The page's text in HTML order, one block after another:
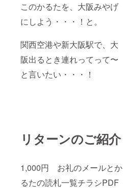
このかるたを、大阪みやげ
にしよう・・・！と。
関西空港や新大阪駅で、大
阪出るとき連れってって〜
と言いたい・・・！
リターンのご紹介
1,000円 お礼のメールとか
るたの読札一覧チラシPDF